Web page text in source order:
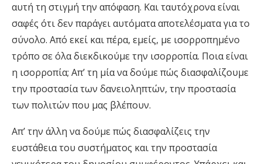
αυτή τη στιγμή την απόφαση. Και ταυτόχρονα είναι
σαφές ότι δεν παράγει αυτόματα αποτελέσματα για το
σύνολο. Από εκεί και πέρα, εμείς, με ισορροπημένο
τρόπο σε όλα διεκδικούμε την ισορροπία. Ποια είναι
η ισορροπία; Απ’ τη μία να δούμε πώς διασφαλίζουμε
την προστασία των δανειοληπτών, την προστασία
των πολιτών που μας βλέπουν.
Απ’ την άλλη να δούμε πώς διασφαλίζεις την
ευστάθεια του συστήματος και την προστασία